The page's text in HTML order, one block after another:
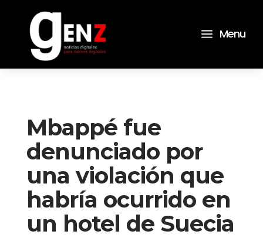
a Menu
Mbappé fue
denunciado por
una violación que
habría ocurrido en
un hotel de Suecia